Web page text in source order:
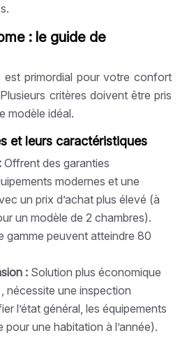
: le guide de
primordial pour votre confort
critères doivent être pris
modèle idéal.
et leurs caractéristiques
Offrent des garanties
modernes et une
un prix d’achat plus élevé (à
un modèle de 2 chambres).
gamme peuvent atteindre 80
: Solution plus économique
nécessite une inspection
l’état général, les équipements
pour une habitation à l’année).